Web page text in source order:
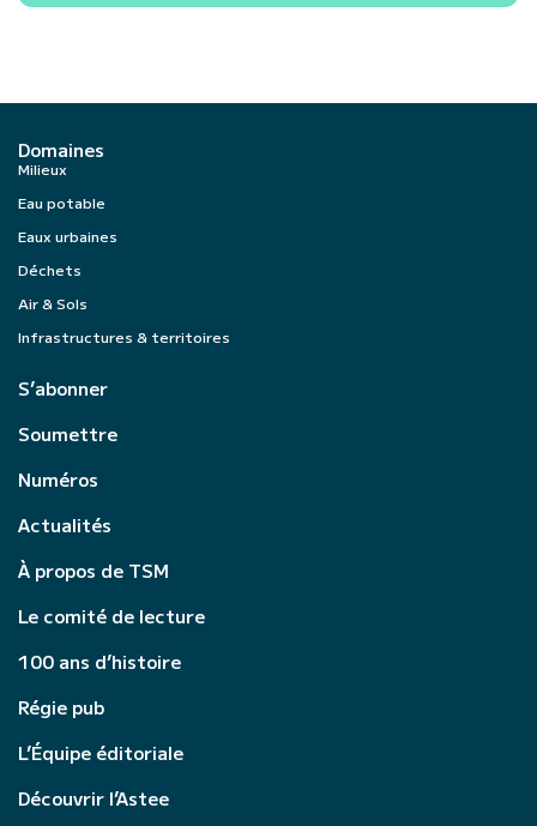
Domaines
Milieux
Eau potable
Eaux urbaines
Déchets
Air & Sols
Infrastructures & territoires
S’abonner
Soumettre
Numéros
Actualités
À propos de TSM
Le comité de lecture
100 ans d’histoire
Régie pub
L’Équipe éditoriale
Découvrir l’Astee